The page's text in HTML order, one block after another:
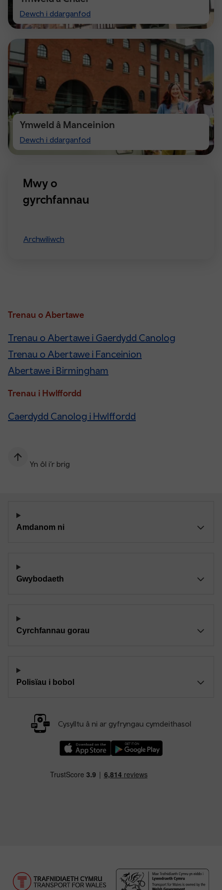
Dewch i ddarganfod
Visit
Chester
Ymweld â Manceinion
Dewch i ddarganfod
Visiting
Manchester
Mwy o
gyrchfannau
Archwiliwch
Trenau o Abertawe
Trenau o Abertawe i Gaerdydd Canolog
Trenau o Abertawe i Fanceinion
Abertawe i Birmingham
Trenau i Hwlffordd
Caerdydd Canolog i Hwlffordd
Yn ôl i’r brig
Amdanom ni
Gwybodaeth
Cyrchfannau gorau
Polisïau i bobol
Cysylltu â ni ar gyfryngau cymdeithasol